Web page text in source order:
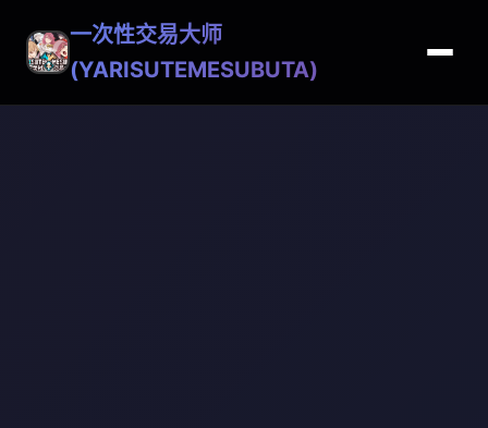
一次性交易大师
(YARISUTEMESUBUTA)